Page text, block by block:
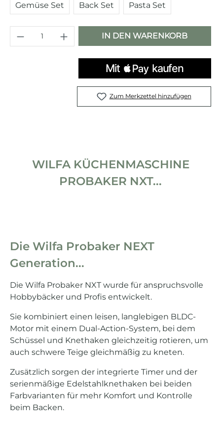
Gemüse Set Back Set Pasta Set
Produkt Anzahl: Gib den
IN DEN WARENKORB
Zum Merkzettel hinzufügen
WILFA KÜCHENMASCHINE
PROBAKER NXT...
Die Wilfa Probaker NEXT
Generation...
Die Wilfa Probaker NXT wurde für anspruchsvolle
Hobbybäcker und Profis entwickelt.
Sie kombiniert einen leisen, langlebigen BLDC-
Motor mit einem Dual-Action-System, bei dem
Schüssel und Knethaken gleichzeitig rotieren, um
auch schwere Teige gleichmäßig zu kneten.
Zusätzlich sorgen der integrierte Timer und der
serienmäßige Edelstahlknethaken bei beiden
Farbvarianten für mehr Komfort und Kontrolle
beim Backen.